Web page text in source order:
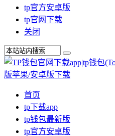
tp官方安卓版
tp官网下载
关闭
首页
tp下载app
tp钱包最新版
tp官方安卓版